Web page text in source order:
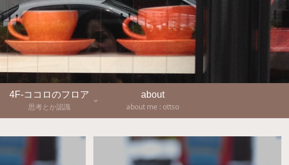
4F-ココロのフロア
思考とか認識
about
about me : ottso